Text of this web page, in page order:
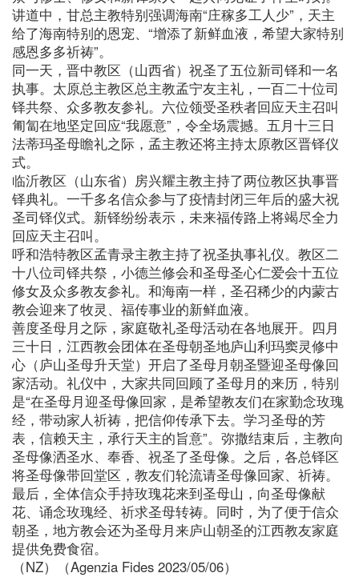
讲道中，甘总主教特别强调海南“庄稼多工人少”，天主
给了海南特别的恩宠、“增添了新鲜血液，希望大家特别
感恩多多祈祷”。
同一天，晋中教区（山西省）祝圣了五位新司铎和一名
执事。太原总主教区总主教孟宁友主礼，一百二十位司
铎共祭、众多教友参礼。六位领受圣秩者回应天主召叫
匍匐在地坚定回应“我愿意”，令全场震撼。五月十三日
法蒂玛圣母瞻礼之际，孟主教还将主持太原教区晋铎仪
式。
临沂教区（山东省）房兴耀主教主持了两位教区执事晋
铎典礼。一千多名信众参与了疫情封闭三年后的盛大祝
圣司铎仪式。新铎纷纷表示，未来福传路上将竭尽全力
回应天主召叫。
呼和浩特教区孟青录主教主持了祝圣执事礼仪。教区二
十八位司铎共祭，小德兰修会和圣母圣心仁爱会十五位
修女及众多教友参礼。和海南一样，圣召稀少的内蒙古
教会迎来了牧灵、福传事业的新鲜血液。
善度圣母月之际，家庭敬礼圣母活动在各地展开。四月
三十日，江西教会团体在圣母朝圣地庐山利玛窦灵修中
心（庐山圣母升天堂）开启了圣母月朝圣暨迎圣母像回
家活动。礼仪中，大家共同回顾了圣母月的来历，特别
是“在圣母月迎圣母像回家，是希望教友们在家勤念玫瑰
经，带动家人祈祷，把信仰传承下去。学习圣母的芳
表，信赖天主，承行天主的旨意”。弥撒结束后，主教向
圣母像洒圣水、奉香、祝圣了圣母像。之后，各总铎区
将圣母像带回堂区，教友们轮流请圣母像回家、祈祷。
最后，全体信众手持玫瑰花来到圣母山，向圣母像献
花、诵念玫瑰经、祈求圣母转祷。同时，为了便于信众
朝圣，地方教会还为圣母月来庐山朝圣的江西教友家庭
提供免费食宿。
（NZ）（Agenzia Fides 2023/05/06）